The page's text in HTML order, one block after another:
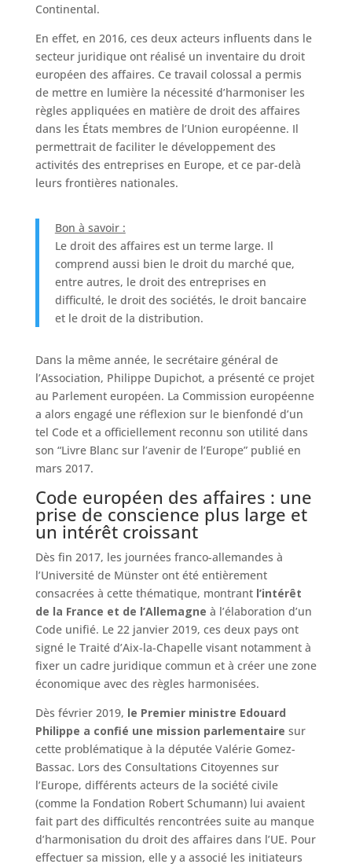
Continental.
En effet, en 2016, ces deux acteurs influents dans le
secteur juridique ont réalisé un inventaire du droit
européen des affaires. Ce travail colossal a permis
de mettre en lumière la nécessité d’harmoniser les
règles appliquées en matière de droit des affaires
dans les États membres de l’Union européenne. Il
permettrait de faciliter le développement des
activités des entreprises en Europe, et ce par-delà
leurs frontières nationales.
Bon à savoir :
Le droit des affaires est un terme large. Il
comprend aussi bien le droit du marché que,
entre autres, le droit des entreprises en
difficulté, le droit des sociétés, le droit bancaire
et le droit de la distribution.
Dans la même année, le secrétaire général de
l’Association, Philippe Dupichot, a présenté ce projet
au Parlement européen. La Commission européenne
a alors engagé une réflexion sur le bienfondé d’un
tel Code et a officiellement reconnu son utilité dans
son “Livre Blanc sur l’avenir de l’Europe” publié en
mars 2017.
Code européen des affaires : une
prise de conscience plus large et
un intérêt croissant
Dès fin 2017, les journées franco-allemandes à
l’Université de Münster ont été entièrement
consacrées à cette thématique, montrant l’intérêt
de la France et de l’Allemagne à l’élaboration d’un
Code unifié. Le 22 janvier 2019, ces deux pays ont
signé le Traité d’Aix-la-Chapelle visant notamment à
fixer un cadre juridique commun et à créer une zone
économique avec des règles harmonisées.
Dès février 2019, le Premier ministre Edouard
Philippe a confié une mission parlementaire sur
cette problématique à la députée Valérie Gomez-
Bassac. Lors des Consultations Citoyennes sur
l’Europe, différents acteurs de la société civile
(comme la Fondation Robert Schumann) lui avaient
fait part des difficultés rencontrées suite au manque
d’harmonisation du droit des affaires dans l’UE. Pour
effectuer sa mission, elle y a associé les initiateurs